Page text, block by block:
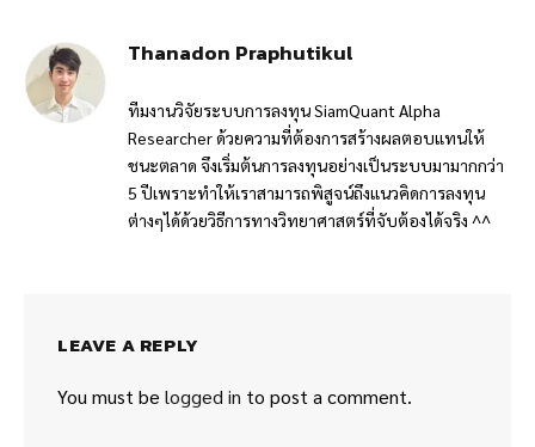
Thanadon Praphutikul
ทีมงานวิจัยระบบการลงทุน SiamQuant Alpha
Researcher ด้วยความที่ต้องการสร้างผลตอบแทนให้
ชนะตลาด จึงเริ่มต้นการลงทุนอย่างเป็นระบบมามากกว่า
5 ปีเพราะทำให้เราสามารถพิสูจน์ถึงแนวคิดการลงทุน
ต่างๆได้ด้วยวิธีการทางวิทยาศาสตร์ที่จับต้องได้จริง ^^
LEAVE A REPLY
You must be logged in to post a comment.